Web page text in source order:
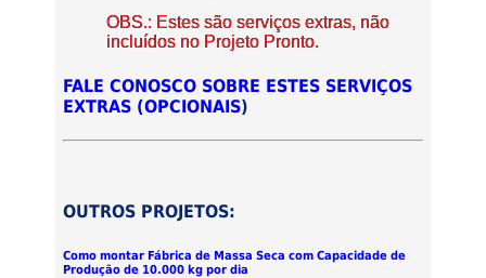
OBS.: Estes são serviços extras, não
incluídos no Projeto Pronto.
FALE CONOSCO SOBRE ESTES SERVIÇOS
EXTRAS (OPCIONAIS)
OUTROS PROJETOS:
Como montar Fábrica de Massa Seca com Capacidade de
Produção de 10.000 kg por dia